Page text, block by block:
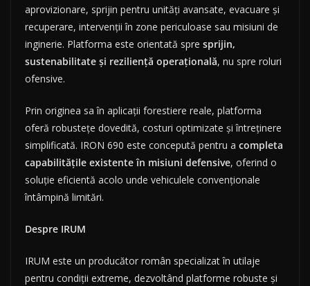
aprovizionare, sprijin pentru unități avansate, evacuare și
recuperare, intervenții în zone periculoase sau misiuni de
inginerie. Platforma este orientată spre sprijin,
sustenabilitate și reziliență operațională, nu spre roluri
ofensive.
Prin originea sa în aplicații forestiere reale, platforma
oferă robustețe dovedită, costuri optimizate și întreținere
simplificată. IRON 690 este concepută pentru a completa
capabilitățile existente în misiuni defensive, oferind o
soluție eficientă acolo unde vehiculele convenționale
întâmpină limitări.
Despre IRUM
IRUM este un producător român specializat în utilaje
pentru condiții extreme, dezvoltând platforme robuste și